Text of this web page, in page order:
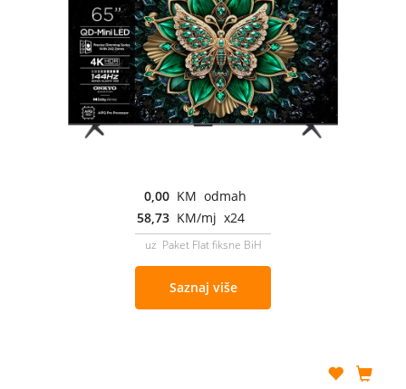
0,00 KM odmah
58,73 KM/mj x24
uz Paket Flat fiksne BiH
Saznaj više